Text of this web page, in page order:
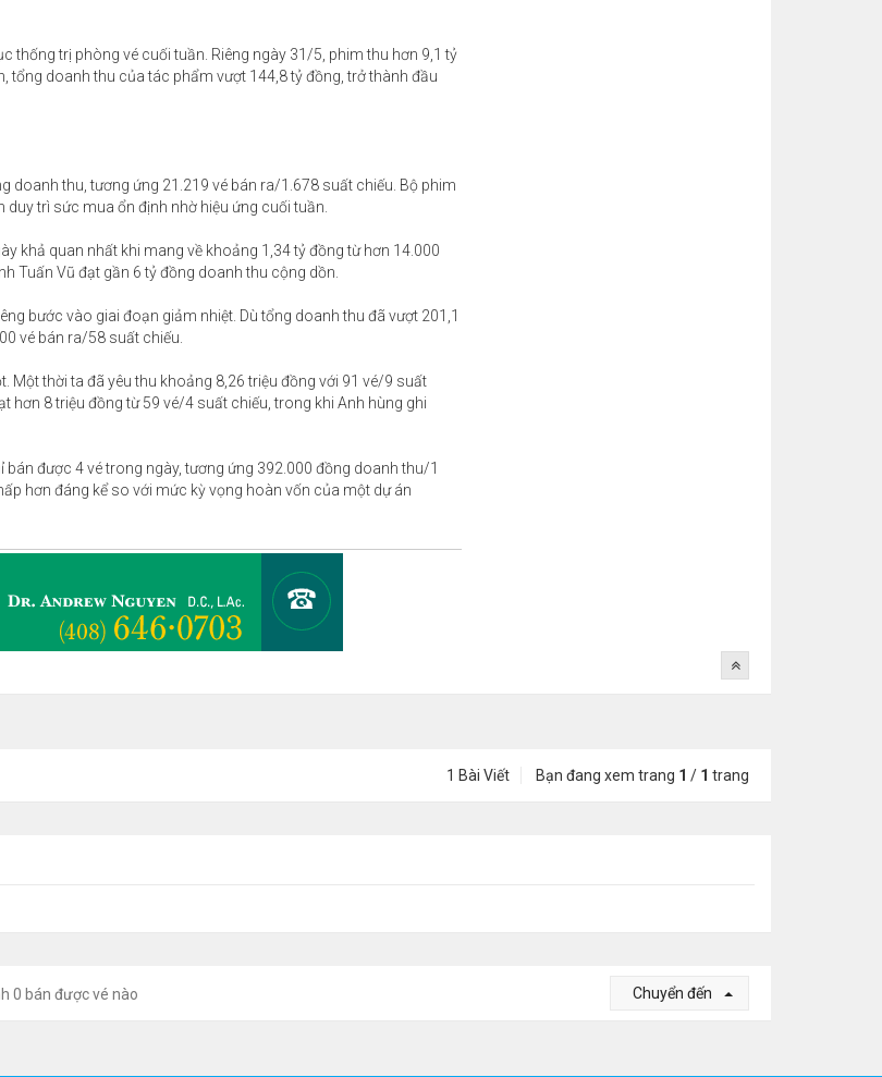
thống trị phòng vé cuối tuần. Riêng ngày 31/5, phim thu hơn 9,1 tỷ
tổng doanh thu của tác phẩm vượt 144,8 tỷ đồng, trở thành đầu
doanh thu, tương ứng 21.219 vé bán ra/1.678 suất chiếu. Bộ phim
trì sức mua ổn định nhờ hiệu ứng cuối tuần.
khả quan nhất khi mang về khoảng 1,34 tỷ đồng từ hơn 14.000
Tuấn Vũ đạt gần 6 tỷ đồng doanh thu cộng dồn.
bước vào giai đoạn giảm nhiệt. Dù tổng doanh thu đã vượt 201,1
vé bán ra/58 suất chiếu.
thời ta đã yêu thu khoảng 8,26 triệu đồng với 91 vé/9 suất
hơn 8 triệu đồng từ 59 vé/4 suất chiếu, trong khi Anh hùng ghi
được 4 vé trong ngày, tương ứng 392.000 đồng doanh thu/1
hơn đáng kể so với mức kỳ vọng hoàn vốn của một dự án
1 Bài Viết Bạn đang xem trang 1 / 1 trang
0 bán được vé nào Chuyển đến